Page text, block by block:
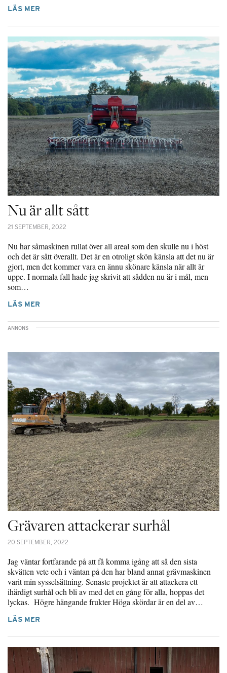
LÄS MER
Nu är allt sått
21 SEPTEMBER, 2022
Nu har såmaskinen rullat över all areal som den skulle nu i höst
och det är sått överallt. Det är en otroligt skön känsla att det nu är
gjort, men det kommer vara en ännu skönare känsla när allt är
uppe. I normala fall hade jag skrivit att sådden nu är i mål, men
som…
LÄS MER
Grävaren attackerar surhål
20 SEPTEMBER, 2022
Jag väntar fortfarande på att få komma igång att så den sista
skvätten vete och i väntan på den har bland annat grävmaskinen
varit min sysselsättning. Senaste projektet är att attackera ett
ihärdigt surhål och bli av med det en gång för alla, hoppas det
lyckas. Högre hängande frukter Höga skördar är en del av…
LÄS MER